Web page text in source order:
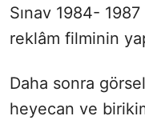
Sınav 1984- 1987
reklâm filminin
Daha sonra
heyecan ve